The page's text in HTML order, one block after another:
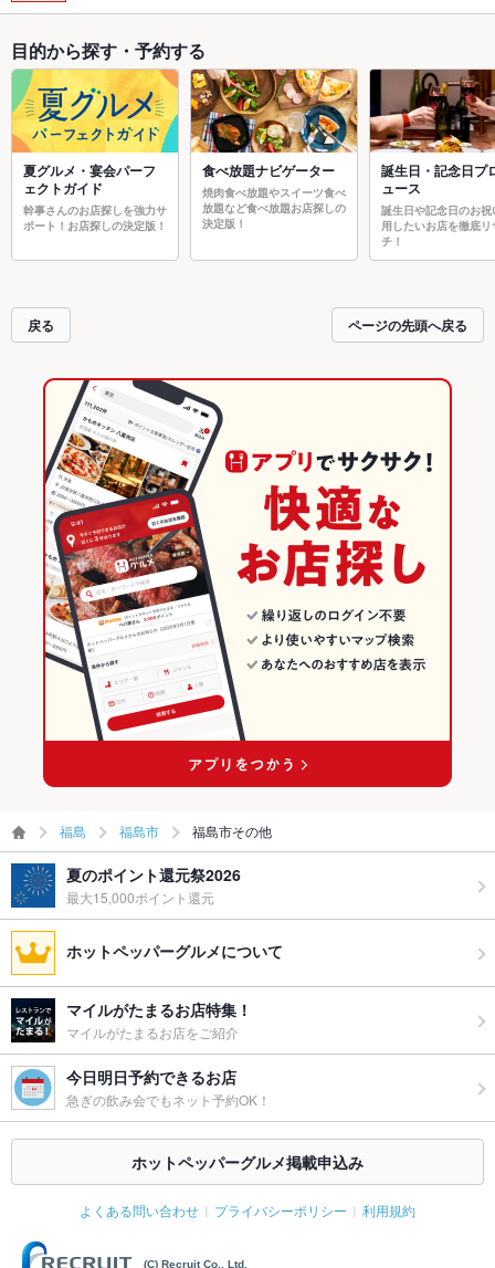
目的から探す・予約する
夏グルメ・宴会パーフ
ェクトガイド
幹事さんのお店探しを強力サ
ポート！お店探しの決定版！
食べ放題ナビゲーター
焼肉食べ放題やスイーツ食べ
放題など食べ放題お店探しの
決定版！
誕生日・記念日プ
ュース
誕生日や記念日のお祝
用したいお店を徹底リ
チ！
戻る ページの先頭へ戻る
福島 福島市 福島市その他
夏のポイント還元祭2026
最大15,000ポイント還元
ホットペッパーグルメについて
マイルがたまるお店特集！
マイルがたまるお店をご紹介
今日明日予約できるお店
急ぎの飲み会でもネット予約OK！
ホットペッパーグルメ掲載申込み
よくある問い合わせ プライバシーポリシー 利用規約
(C) Recruit Co., Ltd.